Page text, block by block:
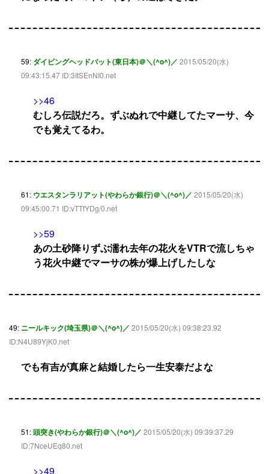
59: ダイビングヘッドバット(東日本)＠＼(^o^)／ 2015/05/20(水)
09:43:15.47 ID:3ItSEnNI0.net
>>46
むしろ伝説だろ。ずぶぬれで中継してたマーサ、今
でも覚えてるわ。
61: ウエスタンラリアット(やわらか銀行)＠＼(^o^)／ 2015/05/20(水)
09:45:00.71 ID:vTTfYDg/0.net
>>59
あの土砂降りずぶ濡れ去年の花火をVTRで流しちゃ
う花火中継でマーサの株が爆上げしたしな
49: ニールキック(埼玉県)＠＼(^o^)／ 2015/05/20(水) 09:38:23.92
ID:N4U89YjK0.net
でも有吉が真麻と結婚したら一生安泰だよな
51:頭突き(やわらか銀行)＠＼(^o^)／ 2015/05/20(水) 09:39:37.29
ID:7NceUEq80.net
>>49